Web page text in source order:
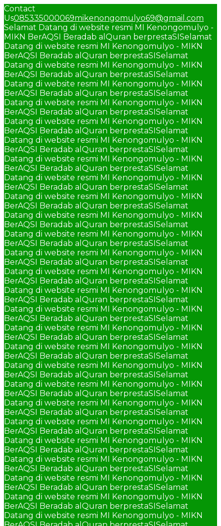
Contact
Us085335000069mikenongomulyo69@gmail.com
Selamat Datang di website resmi MI Kenongomulyo -
MIKN BerAQSI Beradab alQuran berprestaSISelamat
Datang di website resmi MI Kenongomulyo - MIKN
BerAQSI Beradab alQuran berprestaSISelamat
Datang di website resmi MI Kenongomulyo - MIKN
BerAQSI Beradab alQuran berprestaSISelamat
Datang di website resmi MI Kenongomulyo - MIKN
BerAQSI Beradab alQuran berprestaSISelamat
Datang di website resmi MI Kenongomulyo - MIKN
BerAQSI Beradab alQuran berprestaSISelamat
Datang di website resmi MI Kenongomulyo - MIKN
BerAQSI Beradab alQuran berprestaSISelamat
Datang di website resmi MI Kenongomulyo - MIKN
BerAQSI Beradab alQuran berprestaSISelamat
Datang di website resmi MI Kenongomulyo - MIKN
BerAQSI Beradab alQuran berprestaSISelamat
Datang di website resmi MI Kenongomulyo - MIKN
BerAQSI Beradab alQuran berprestaSISelamat
Datang di website resmi MI Kenongomulyo - MIKN
BerAQSI Beradab alQuran berprestaSISelamat
Datang di website resmi MI Kenongomulyo - MIKN
BerAQSI Beradab alQuran berprestaSISelamat
Datang di website resmi MI Kenongomulyo - MIKN
BerAQSI Beradab alQuran berprestaSISelamat
Datang di website resmi MI Kenongomulyo - MIKN
BerAQSI Beradab alQuran berprestaSISelamat
Datang di website resmi MI Kenongomulyo - MIKN
BerAQSI Beradab alQuran berprestaSISelamat
Datang di website resmi MI Kenongomulyo - MIKN
BerAQSI Beradab alQuran berprestaSISelamat
Datang di website resmi MI Kenongomulyo - MIKN
BerAQSI Beradab alQuran berprestaSISelamat
Datang di website resmi MI Kenongomulyo - MIKN
BerAQSI Beradab alQuran berprestaSISelamat
Datang di website resmi MI Kenongomulyo - MIKN
BerAQSI Beradab alQuran berprestaSISelamat
Datang di website resmi MI Kenongomulyo - MIKN
BerAQSI Beradab alQuran berprestaSISelamat
Datang di website resmi MI Kenongomulyo - MIKN
BerAQSI Beradab alQuran berprestaSISelamat
Datang di website resmi MI Kenongomulyo - MIKN
BerAQSI Beradab alQuran berprestaSISelamat
Datang di website resmi MI Kenongomulyo - MIKN
BerAQSI Beradab alQuran berprestaSISelamat
Datang di website resmi MI Kenongomulyo - MIKN
BerAQSI Beradab alQuran berprestaSISelamat
Datang di website resmi MI Kenongomulyo - MIKN
BerAQSI Beradab alQuran berprestaSISelamat
Datang di website resmi MI Kenongomulyo - MIKN
BerAQSI Beradab alQuran berprestaSISelamat
Datang di website resmi MI Kenongomulyo - MIKN
BerAQSI Beradab alQuran berprestaSISelamat
Datang di website resmi MI Kenongomulyo - MIKN